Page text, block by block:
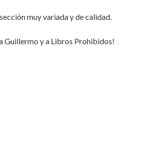
muy variada y de calidad.
Guillermo y a Libros Prohibidos!